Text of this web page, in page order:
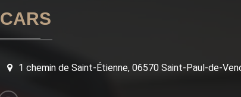
CARS
1 chemin de Saint-Étienne, 06570 Saint-Paul-de-